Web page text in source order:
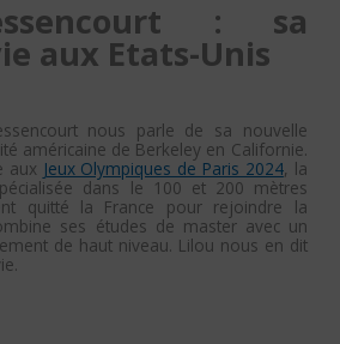
: sa
aux Etats-Unis
nous parle de sa nouvelle
américaine de Berkeley en Californie.
aux Jeux Olympiques de Paris 2024, la
dans le 100 et 200 mètres
quitté la France pour rejoindre la
ses études de master avec un
de haut niveau. Lilou nous en dit